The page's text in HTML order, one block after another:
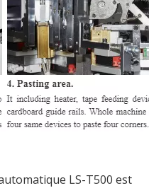
LS-T500 est